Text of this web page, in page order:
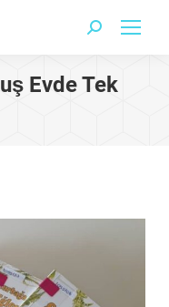
Search:
Evde Tek